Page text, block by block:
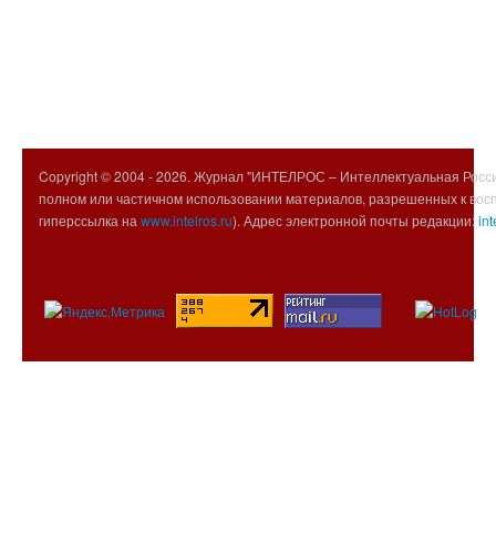
Copyright © 2004 -2026. Журнал "ИНТЕЛРОС – Интеллектуальная
полном или частичном использовании материалов, разрешенных к
гиперссылка на www.intelros.ru). Адрес электронной почты редакции: